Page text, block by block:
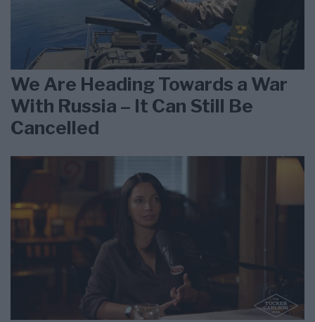
We Are Heading Towards a War
With Russia – It Can Still Be
Cancelled